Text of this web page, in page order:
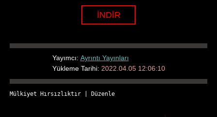
İNDİR
Yayımcı: Ayrıntı Yayınları
Yükleme Tarihi: 2022.04.05 12:06:10
Mülkiyet Hırsızlıktır Düzenle